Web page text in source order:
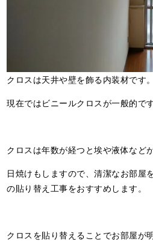
クロスは天井や壁を飾る内装材です。
現在ではビニールクロスが一般的です
クロスは年数が経つと埃や液体など
日焼けもしますので、清潔なお部屋
の貼り替え工事をおすすめします。
クロスを貼り替えることでお部屋が